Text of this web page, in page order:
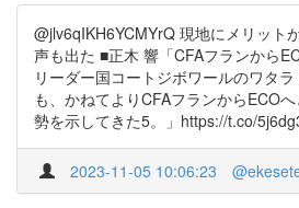
@jlv6qIKH6YCMYrQ 現地にメリット
声も出た ■正木 響「CFAフランから
リーダー国コートジボワールのワタ
も、かねてよりCFAフランからECO
勢を示してきた5。」https://t.co/
2023-11-05 10:06:23